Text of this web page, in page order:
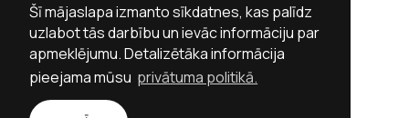
Šī mājaslapa izmanto sīkdatnes, kas palīdz
uzlabot tās darbību un ievāc informāciju par
apmeklējumu. Detalizētāka informācija
pieejama mūsu privātuma politikā.
Sestdienās slēgts
Svētdienās slēgts
Sekot MMA